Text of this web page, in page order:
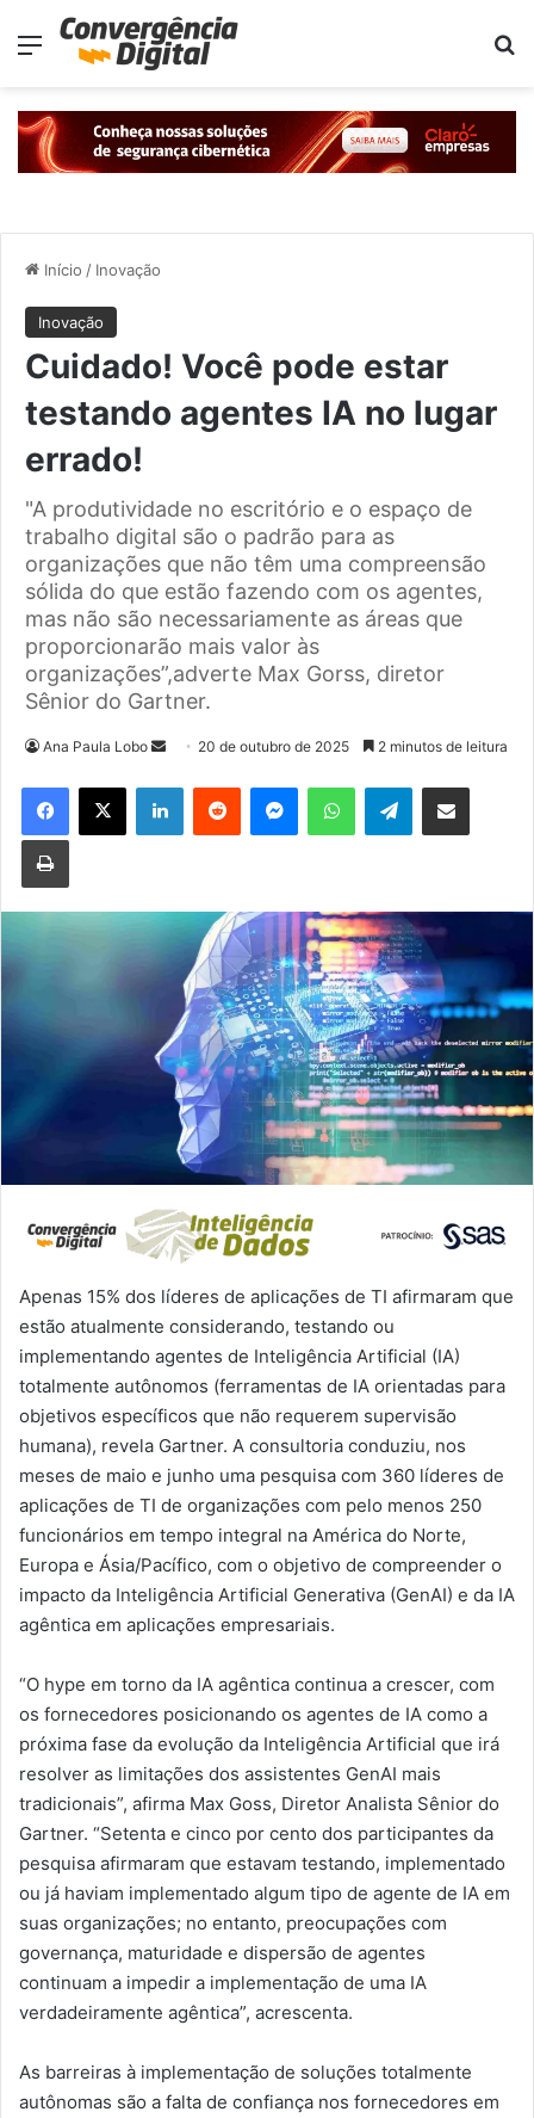
Menu
Início / Inovação
Inovação
Cuidado! Você pode estar
testando agentes IA no lugar
errado!
"A produtividade no escritório e o espaço de
trabalho digital são o padrão para as
organizações que não têm uma compreensão
sólida do que estão fazendo com os agentes,
mas não são necessariamente as áreas que
proporcionarão mais valor às
organizações”,adverte Max Gorss, diretor
Sênior do Gartner.
Ana Paula Lobo
Mande
mail
20 de outubro de 2025 2 minutos de leitura
Facebook
X LinkedinReddit MessengerWhatsAppTelegramCompartilhar via e-mail
Imprimir
Apenas 15% dos líderes de aplicações de TI afirmaram que
estão atualmente considerando, testando ou
implementando agentes de Inteligência Artificial (IA)
totalmente autônomos (ferramentas de IA orientadas para
objetivos específicos que não requerem supervisão
humana), revela Gartner. A consultoria conduziu, nos
meses de maio e junho uma pesquisa com 360 líderes de
aplicações de TI de organizações com pelo menos 250
funcionários em tempo integral na América do Norte,
Europa e Ásia/Pacífico, com o objetivo de compreender o
impacto da Inteligência Artificial Generativa (GenAI) e da IA
agêntica em aplicações empresariais.
“O hype em torno da IA agêntica continua a crescer, com
os fornecedores posicionando os agentes de IA como a
próxima fase da evolução da Inteligência Artificial que irá
resolver as limitações dos assistentes GenAI mais
tradicionais”, afirma Max Goss, Diretor Analista Sênior do
Gartner. “Setenta e cinco por cento dos participantes da
pesquisa afirmaram que estavam testando, implementado
ou já haviam implementado algum tipo de agente de IA em
suas organizações; no entanto, preocupações com
governança, maturidade e dispersão de agentes
continuam a impedir a implementação de uma IA
verdadeiramente agêntica”, acrescenta.
As barreiras à implementação de soluções totalmente
autônomas são a falta de confiança nos fornecedores em